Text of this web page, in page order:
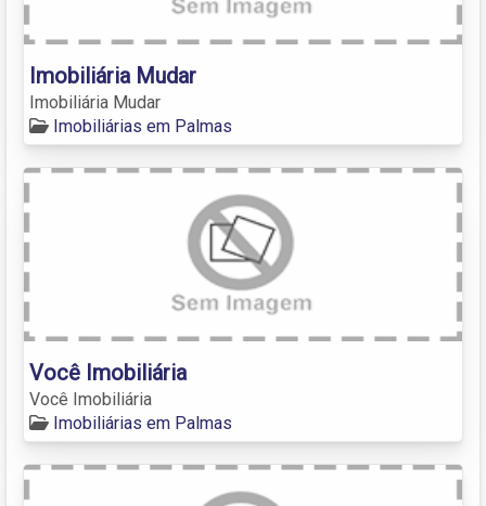
Imobiliária Mudar
Imobiliária Mudar
Imobiliárias em Palmas
Você Imobiliária
Você Imobiliária
Imobiliárias em Palmas